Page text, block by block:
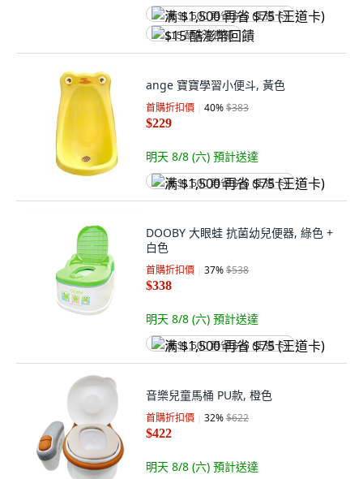
满 $1,500 再省 $75 (王道卡)
$15 酷澎幣回饋
ange 寶寶學習小便斗, 黃色
首購折扣價 40%$383
$229
明天 8/8 (六) 預計送達
满 $1,500 再省 $75 (王道卡)
DOOBY 大眼蛙 抗菌幼兒便器, 綠色 +
白色
首購折扣價 37%$538
$338
明天 8/8 (六) 預計送達
满 $1,500 再省 $75 (王道卡)
音樂兒童馬桶 PU款, 橙色
首購折扣價 32%$622
$422
明天 8/8 (六) 預計送達